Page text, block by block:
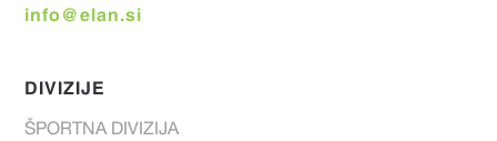
info@elan.si
DIVIZIJE
ŠPORTNA DIVIZIJA